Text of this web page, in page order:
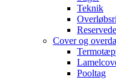
Teknik
Cover og
Pooltag